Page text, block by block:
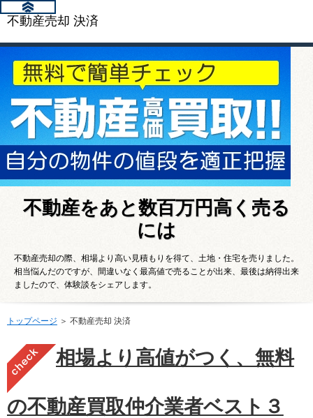
不動産売却 決済
不動産をあと数百万円高く売る
には
不動産売却の際、相場より高い見積もりを得て、土地・住宅を売りました。
相当悩んだのですが、間違いなく最高値で売ることが出来、最後は納得出来
ましたので、体験談をシェアします。
トップページ ＞ 不動産売却 決済
相場より高値がつく、無料
の不動産買取仲介業者ベスト３